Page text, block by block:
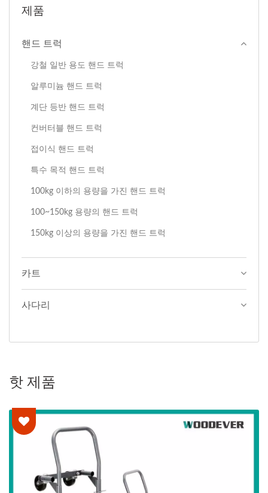
제품
핸드 트럭
강철 일반 용도 핸드 트럭
알루미늄 핸드 트럭
계단 등반 핸드 트럭
컨버터블 핸드 트럭
접이식 핸드 트럭
특수 목적 핸드 트럭
100kg 이하의 용량을 가진 핸드 트럭
100~150kg 용량의 핸드 트럭
150kg 이상의 용량을 가진 핸드 트럭
카트
사다리
핫 제품